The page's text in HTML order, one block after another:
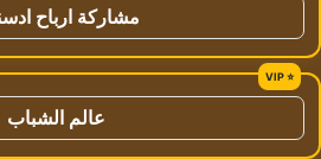
مشاركة ارباح
عالم الشباب